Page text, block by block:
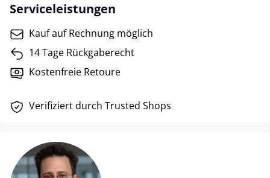
Serviceleistungen
Kauf auf Rechnung möglich
14 Tage Rückgaberecht
Kostenfreie Retoure
Verifiziert durch Trusted Shops